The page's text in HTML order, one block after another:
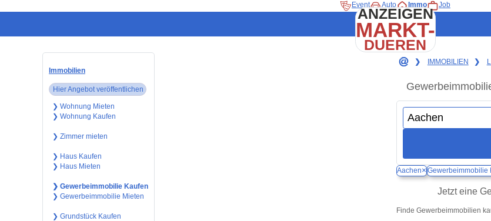
Event Auto Immo Job
ANZEIGEN
MARKT-
DUEREN
Immobilien
Hier Angebot veröffentlichen
❯ Wohnung Mieten
❯ Wohnung Kaufen
❯ Zimmer mieten
❯ Haus Kaufen
❯ Haus Mieten
❯ Gewerbeimmobilie Kaufen
❯ Gewerbeimmobilie Mieten
❯ Grundstück Kaufen
❯ IMMOBILIEN ❯
Aachen×Gewerbeimmobilie
Jetzt eine
Finde Gewerbeimmobilien